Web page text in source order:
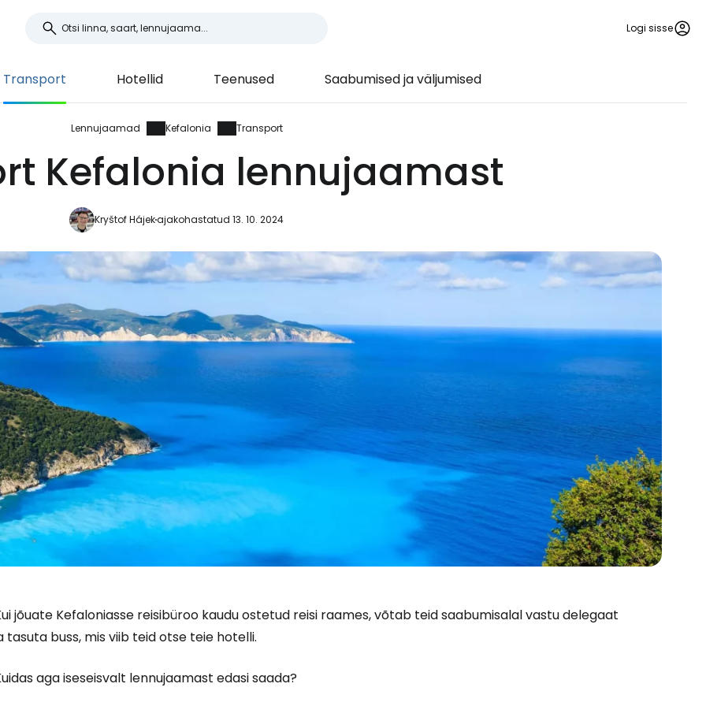
Logi sisse
Transport Hotellid Teenused Saabumised ja väljumised
Lennujaamad Kefalonia Transport
Kefalonia lennujaamast
Kryštof Hájekajakohastatud 13. 10. 2024
jõuate Kefaloniasse reisibüroo kaudu ostetud reisi raames, võtab teid saabumisalal vastu delegaat
tasuta buss, mis viib teid otse teie hotelli.
aga iseseisvalt lennujaamast edasi saada?